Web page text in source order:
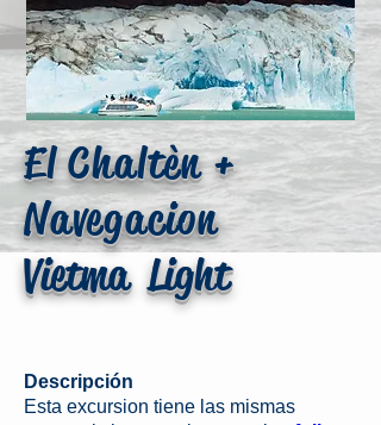
El Chaltèn+
Navegacion
Vietma Light
Descripción
Esta excursion tiene las mismas